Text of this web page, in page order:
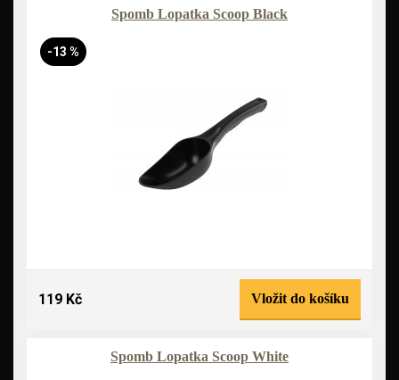
Spomb Lopatka Scoop Black
-13 %
119 Kč Vložit do košíku
Spomb Lopatka Scoop White